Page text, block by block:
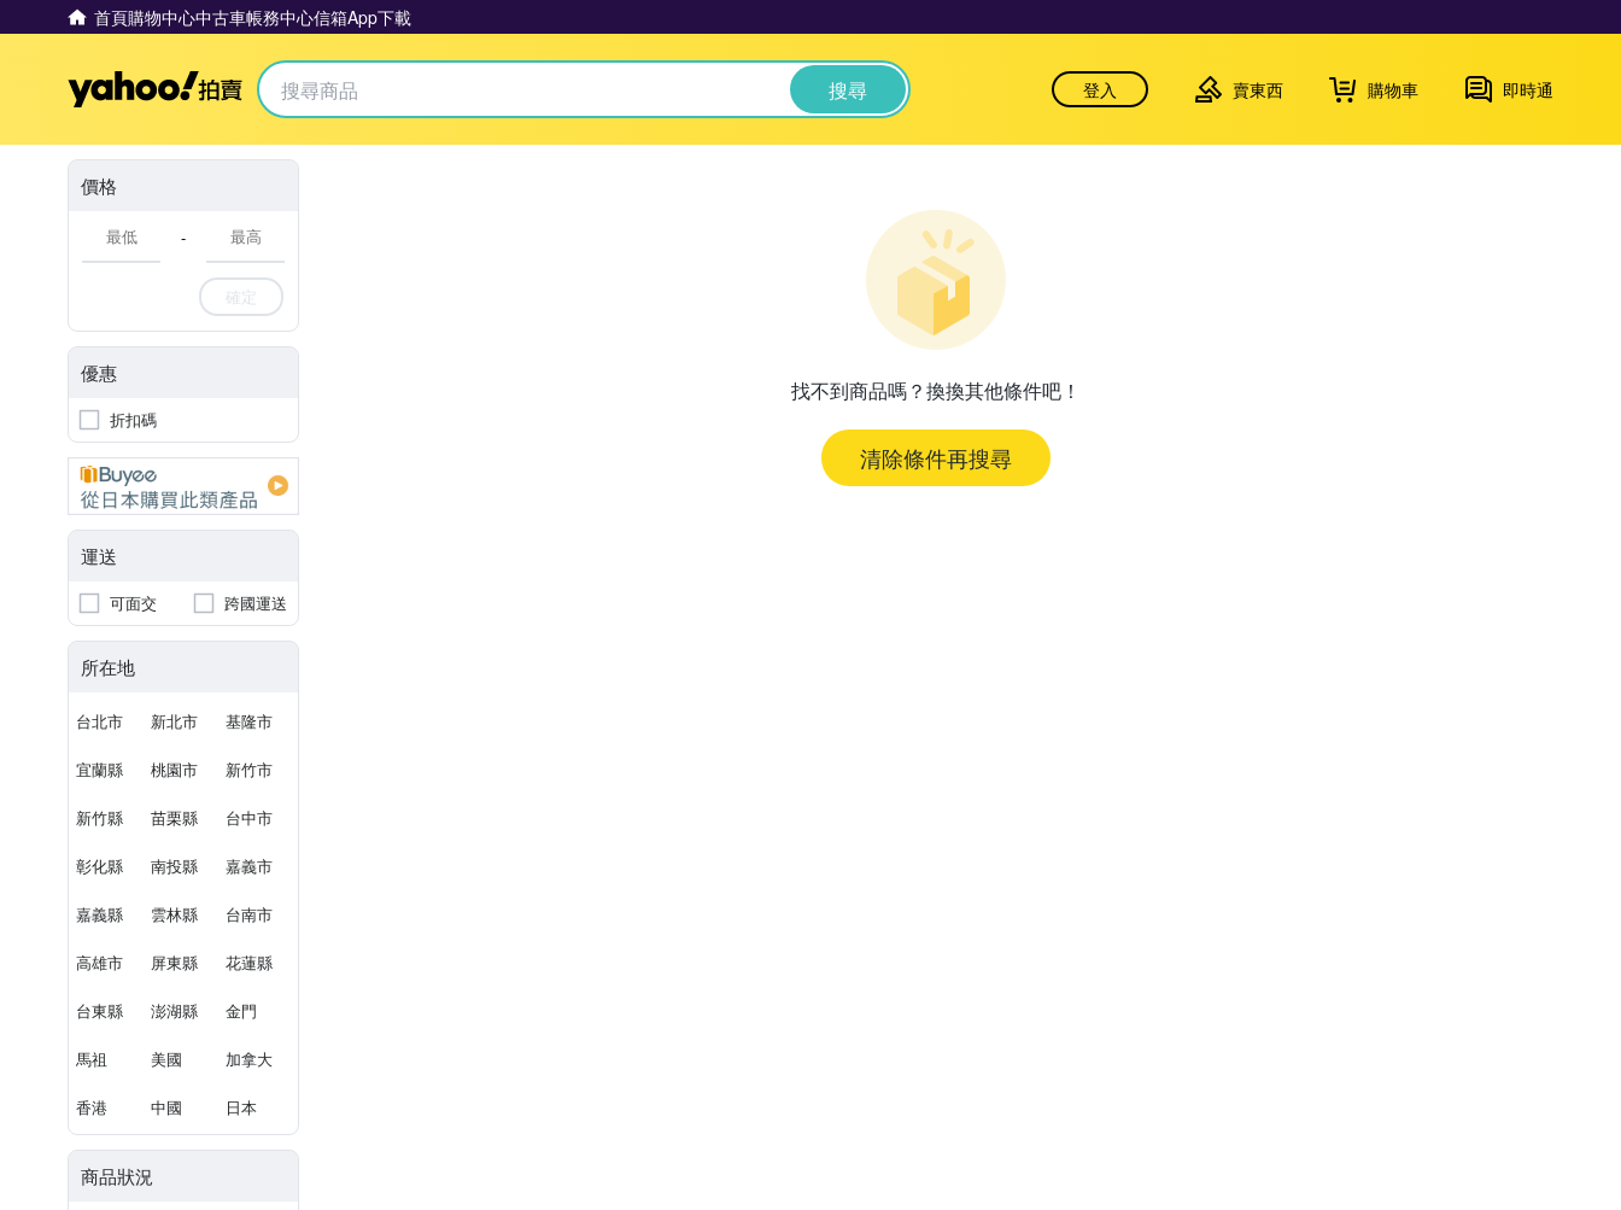
首頁購物中心中古車帳務中心信箱App下載
Yahoo拍賣 搜尋 登入 賣東西 購物車 即時通
價格
-
確定
優惠
折扣碼
運送
可面交 跨國運送
所在地
台北市 新北市 基隆市
宜蘭縣 桃園市 新竹市
新竹縣 苗栗縣 台中市
彰化縣 南投縣 嘉義市
嘉義縣 雲林縣 台南市
高雄市 屏東縣 花蓮縣
台東縣 澎湖縣 金門
馬祖 美國 加拿大
香港 中國 日本
商品狀況
找不到商品嗎？換換其他條件吧！
清除條件再搜尋